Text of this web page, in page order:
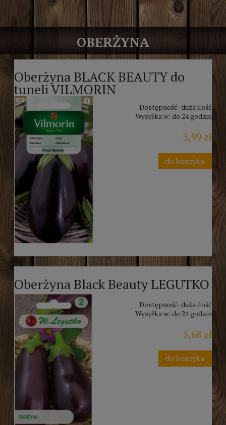
OBERŻYNA
Oberżyna BLACK BEAUTY do
tuneli VILMORIN
Dostępność: duża ilość
Wysyłka w: do 24 godzin
3,99 zł
do koszyka
Oberżyna Black Beauty LEGUTKO
Dostępność: duża ilość
Wysyłka w: do 24 godzin
3,68 zł
do koszyka